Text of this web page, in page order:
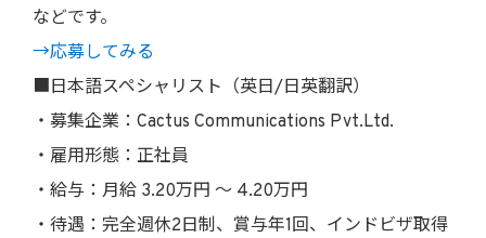
などです。
→応募してみる
■日本語スペシャリスト（英日/日英翻訳）
・募集企業：Cactus Communications Pvt.Ltd.
・雇用形態：正社員
・給与：月給 3.20万円 〜 4.20万円
・待遇：完全週休2日制、賞与年1回、インドビザ取得